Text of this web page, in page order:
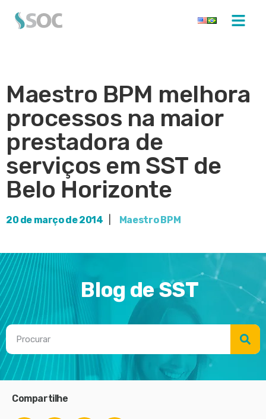
Maestro BPM melhora
processos na maior
prestadora de
serviços em SST de
Belo Horizonte
20 de março de 2014 Maestro BPM
Blog de SST
Compartilhe